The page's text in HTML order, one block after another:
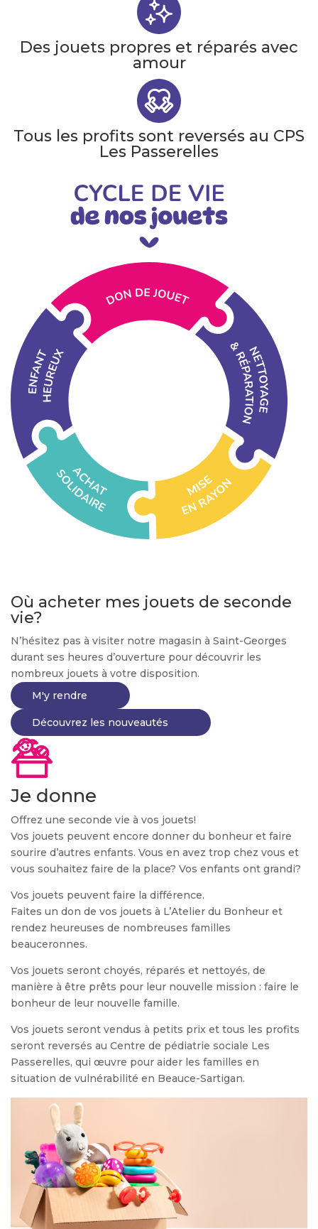
Des jouets propres et réparés avec
amour
Tous les profits sont reversés au CPS
Les Passerelles
Où acheter mes jouets de seconde
vie?
N’hésitez pas à visiter notre magasin à Saint-Georges
durant ses heures d’ouverture pour découvrir les
nombreux jouets à votre disposition.
M'y rendre
Découvrez les nouveautés
Je donne
Offrez une seconde vie à vos jouets!
Vos jouets peuvent encore donner du bonheur et faire
sourire d’autres enfants. Vous en avez trop chez vous et
vous souhaitez faire de la place? Vos enfants ont grandi?
Vos jouets peuvent faire la différence.
Faites un don de vos jouets à L’Atelier du Bonheur et
rendez heureuses de nombreuses familles
beauceronnes.
Vos jouets seront choyés, réparés et nettoyés, de
manière à être prêts pour leur nouvelle mission : faire le
bonheur de leur nouvelle famille.
Vos jouets seront vendus à petits prix et tous les profits
seront reversés au Centre de pédiatrie sociale Les
Passerelles, qui œuvre pour aider les familles en
situation de vulnérabilité en Beauce-Sartigan.